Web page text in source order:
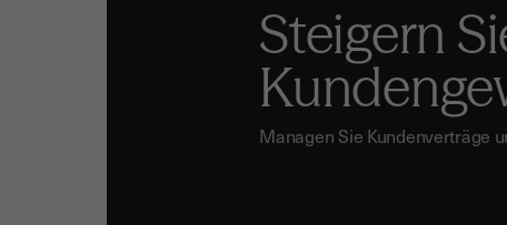
Steigern
Managen Sie Kundenverträge